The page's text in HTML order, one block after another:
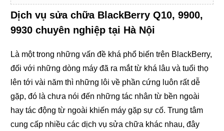
Dịch vụ sửa chữa BlackBerry Q10, 9900,
9930 chuyên nghiệp tại Hà Nội
Là một trong những vấn đề khá phổ biến trên BlackBerry,
đối với những dòng máy đã ra mắt từ khá lâu và tuổi thọ
lên tới vài năm thì những lôi về phần cứng luôn rất dễ
gặp, đó là chưa nói đến những tác nhân từ bền ngoài
hay tác động từ ngoài khiến máy gặp sự cố. Trung tâm
cung cấp nhiều các dịch vụ sửa chữa khác nhau, đây